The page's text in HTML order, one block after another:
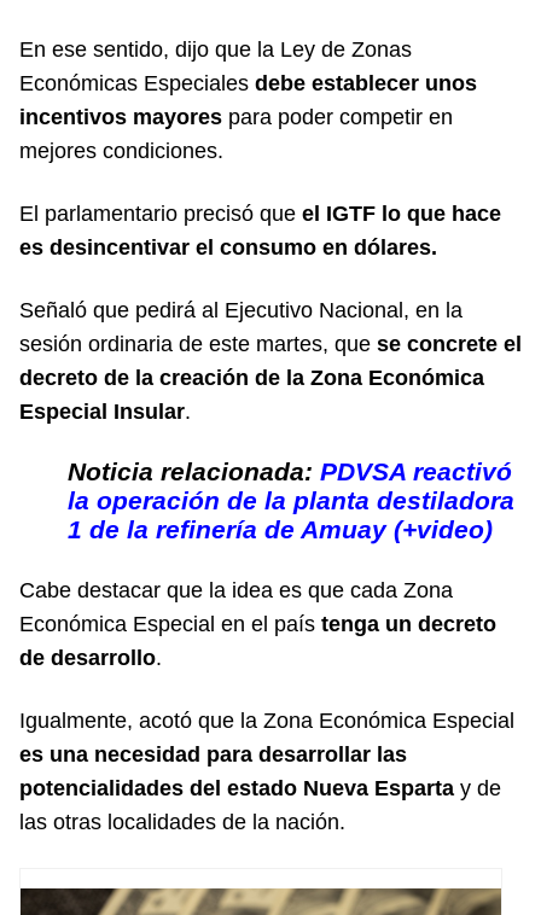
En ese sentido, dijo que la Ley de Zonas
Económicas Especiales debe establecer unos
incentivos mayores para poder competir en
mejores condiciones.
El parlamentario precisó que el IGTF lo que hace
es desincentivar el consumo en dólares.
Señaló que pedirá al Ejecutivo Nacional, en la
sesión ordinaria de este martes, que se concrete el
decreto de la creación de la Zona Económica
Especial Insular.
Noticia relacionada: PDVSA reactivó
la operación de la planta destiladora
1 de la refinería de Amuay (+video)
Cabe destacar que la idea es que cada Zona
Económica Especial en el país tenga un decreto
de desarrollo.
Igualmente, acotó que la Zona Económica Especial
es una necesidad para desarrollar las
potencialidades del estado Nueva Esparta y de
las otras localidades de la nación.